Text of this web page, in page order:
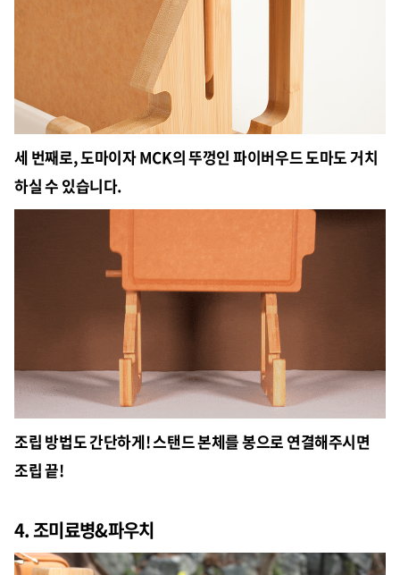
세 번째로, 도마이자 MCK의 뚜껑인 파이버우드 도마도 거치
하실 수 있습니다.
조립 방법도 간단하게! 스탠드 본체를 봉으로 연결해주시면
조립 끝!
4. 조미료병&파우치